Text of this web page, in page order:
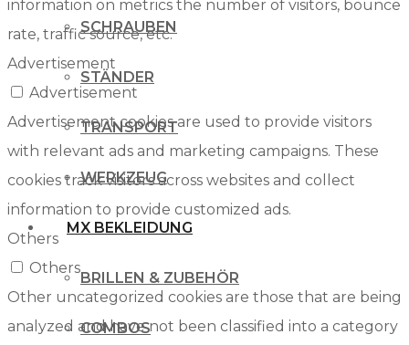
SCHRAUBEN
STÄNDER
TRANSPORT
WERKZEUG
MX BEKLEIDUNG
BRILLEN & ZUBEHÖR
COMBOS
information on metrics the number of visitors, bounce
rate, traffic source, etc.
Advertisement
Advertisement
Advertisement cookies are used to provide visitors
with relevant ads and marketing campaigns. These
cookies track visitors across websites and collect
information to provide customized ads.
Others
Others
Other uncategorized cookies are those that are being
analyzed and have not been classified into a category